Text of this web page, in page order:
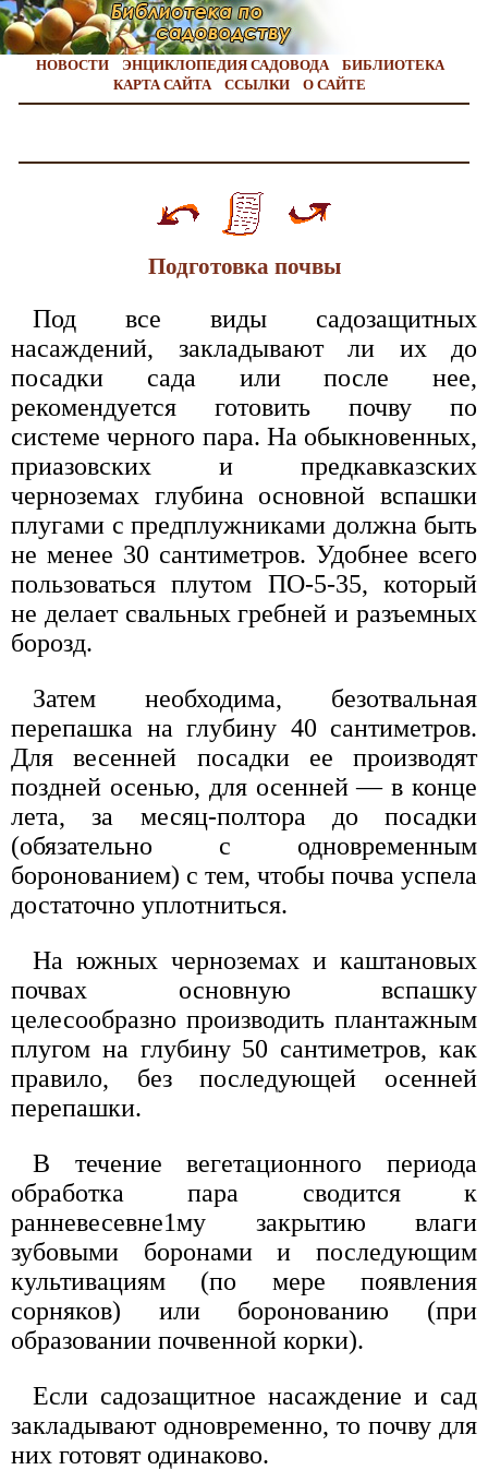
НОВОСТИ ЭНЦИКЛОПЕДИЯ САДОВОДА
БИБЛИОТЕКА
КАРТА САЙТА
ССЫЛКИ О САЙТЕ
Подготовка почвы
Под все виды садозащитных
насаждений, закладывают ли их до
посадки сада или после нее,
рекомендуется готовить почву по
системе черного пара. На обыкновенных,
приазовских и предкавказских
черноземах глубина основной вспашки
плугами с предплужниками должна быть
не менее 30 сантиметров. Удобнее всего
пользоваться плутом ПО-5-35, который
не делает свальных гребней и разъемных
борозд.
Затем необходима, безотвальная
перепашка на глубину 40 сантиметров.
Для весенней посадки ее производят
поздней осенью, для осенней — в конце
лета, за месяц-полтора до посадки
(обязательно с одновременным
боронованием) с тем, чтобы почва успела
достаточно уплотниться.
На южных черноземах и каштановых
почвах основную вспашку
целесообразно производить плантажным
плугом на глубину 50 сантиметров, как
правило, без последующей осенней
перепашки.
В течение вегетационного периода
обработка пара сводится к
ранневесевне1му закрытию влаги
зубовыми боронами и последующим
культивациям (по мере появления
сорняков) или боронованию (при
образовании почвенной корки).
Если садозащитное насаждение и сад
закладывают одновременно, то почву для
них готовят одинаково.